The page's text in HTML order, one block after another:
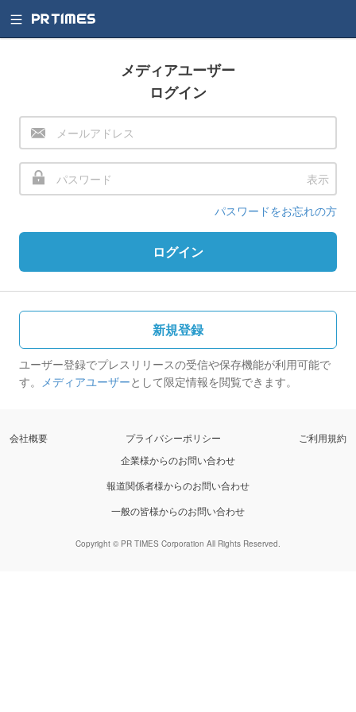
メディアユーザー
ログイン
表示
パスワードをお忘れの方
ログイン
新規登録
ユーザー登録でプレスリリースの受信や保存機能が利用可能で
す。 メディアユーザーとして限定情報を閲覧できます。
会社概要 プライバシーポリシー
ご利用規約
企業様からのお問い合わせ
報道関係者様からのお問い合わせ
一般の皆様からのお問い合わせ
Copyright © PR TIMES Corporation All Rights Reserved.